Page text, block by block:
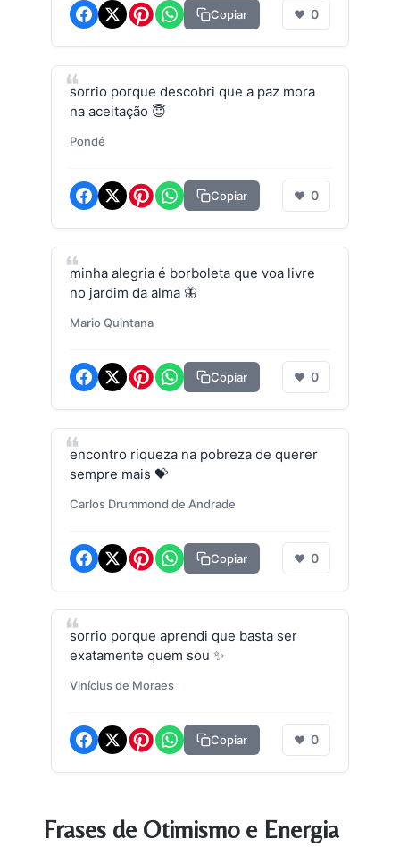
Copiar ❤ 0
sorrio porque descobri que a paz mora
na aceitação 😇
Pondé
Copiar ❤ 0
minha alegria é borboleta que voa livre
no jardim da alma 🦋
Mario Quintana
Copiar ❤ 0
encontro riqueza na pobreza de querer
sempre mais 💝
Carlos Drummond de Andrade
Copiar ❤ 0
sorrio porque aprendi que basta ser
exatamente quem sou ✨
Vinícius de Moraes
Copiar ❤ 0
Frases de Otimismo e Energia